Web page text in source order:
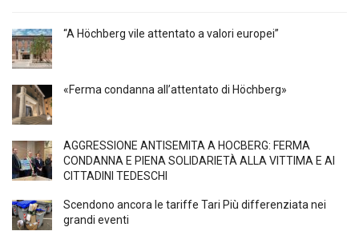
“A Höchberg vile attentato a valori europei”
«Ferma condanna all’attentato di Höchberg»
AGGRESSIONE ANTISEMITA A HÖCBERG: FERMA
CONDANNA E PIENA SOLIDARIETÀ ALLA VITTIMA E AI
CITTADINI TEDESCHI
Scendono ancora le tariffe Tari Più differenziata nei
grandi eventi